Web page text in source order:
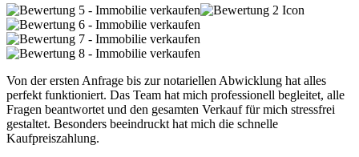
Von der ersten Anfrage bis zur notariellen Abwicklung hat alles
perfekt funktioniert. Das Team hat mich professionell begleitet, alle
Fragen beantwortet und den gesamten Verkauf für mich stressfrei
gestaltet. Besonders beeindruckt hat mich die schnelle
Kaufpreiszahlung.